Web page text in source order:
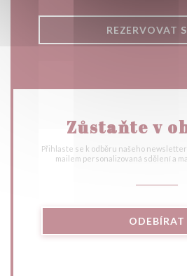
REZERVOVAT
Zůstaňte v
Přihlaste se k odběru našeho
mailem personalizovaná sdělení a
ODEBÍRAT